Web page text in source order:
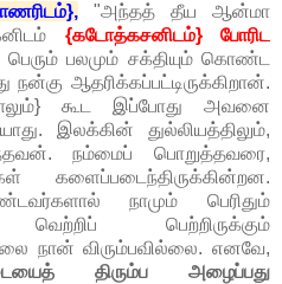
"அந்தத் தீய ஆன்மா
{கடோத்கசனிடம்} போரிட
பெரும் பலமும் சக்தியும் கொண்ட
ஆதரிக்கப்பட்டிருக்கிறான்.
கூட இப்போது அவனை
இலக்கின் துல்லியத்திலும்,
நம்மைப் பொறுத்தவரை,
களைப்படைந்திருக்கின்றன.
நாமும் பெரிதும்
வெற்றிப் பெற்றிருக்கும்
நான் விரும்பவில்லை. எனவே,
திரும்ப அழைப்பது